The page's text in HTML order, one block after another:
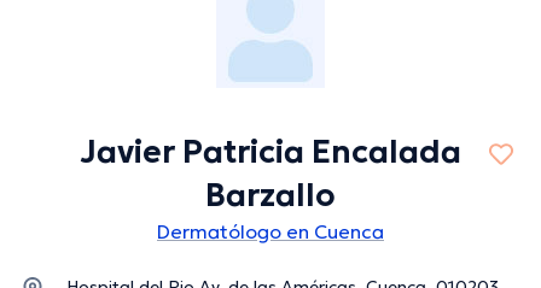
Javier Patricia Encalada
Barzallo
Dermatólogo en Cuenca